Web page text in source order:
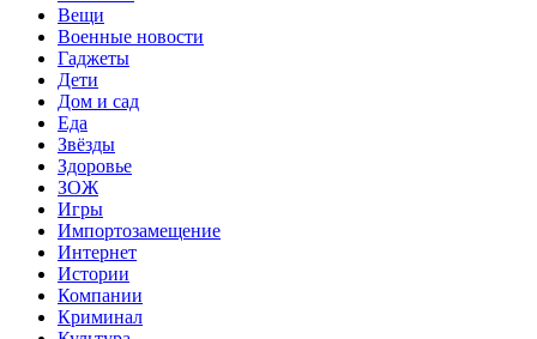
Вещи
Военные новости
Гаджеты
Дети
Дом и сад
Еда
Звёзды
Здоровье
ЗОЖ
Игры
Импортозамещение
Интернет
Истории
Компании
Криминал